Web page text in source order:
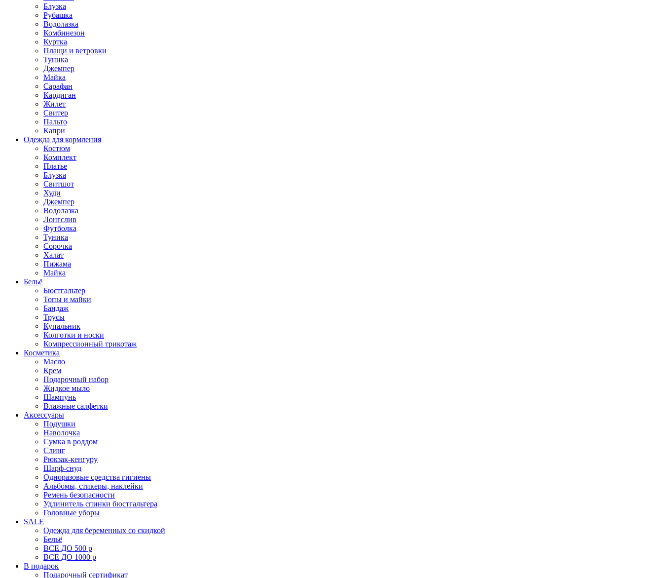
Блузка
Рубашка
Водолазка
Комбинезон
Куртка
Плащи и ветровки
Туника
Джемпер
Майка
Сарафан
Кардиган
Жилет
Свитер
Пальто
Капри
Одежда для кормления
Костюм
Комплект
Платье
Блузка
Свитшот
Худи
Джемпер
Водолазка
Лонгслив
Футболка
Туника
Сорочка
Халат
Пижама
Майка
Бельё
Бюстгальтер
Топы и майки
Бандаж
Трусы
Купальник
Колготки и носки
Компрессионный трикотаж
Косметика
Масло
Крем
Подарочный набор
Жидкое мыло
Шампунь
Влажные салфетки
Аксессуары
Подушки
Наволочка
Сумка в роддом
Cлинг
Рюкзак-кенгуру
Шарф-снуд
Одноразовые средства гигиены
Альбомы, стикеры, наклейки
Ремень безопасности
Удлинитель спинки бюстгальтера
Головные уборы
SALE
Одежда для беременных со скидкой
Бельё
ВСЕ ДО 500 р
ВСЕ ДО 1000 р
В подарок
Подарочный сертификат